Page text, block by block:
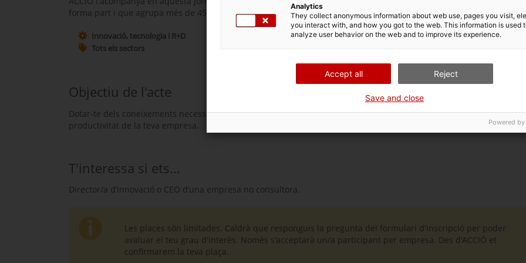
forma part i que agrupa més de 450 organismes de suport a l’empresa en 50 països.
Innovació, tecnologia i R+D
Tots els sectors
Objectiu de l'acte
Dotar-te dels coneixements necessaris per poder començar a utilitzar la Intel·ligència Artificial Generativa i
productivitat de la teva empresa.
T'interessa si ets...
Director/a d’innovació o CEO d’una empresa no consultora.
Les places són limitades. Caldrà que responguis la pregunta del formulari d'inscripció per poder
avaluar el teu grau d'interès. Només s'acceptarà un/a participant per empresa. Des d'ACCIÓ et
confirmarem la teva plaça.
Analytics
They collect anonymous information about web use, pages you visit,
you interact with, and how you got to the web. This information is used
analyze user behavior on the web and to improve its experience.
Accept all Reject
Save and close
Powered by